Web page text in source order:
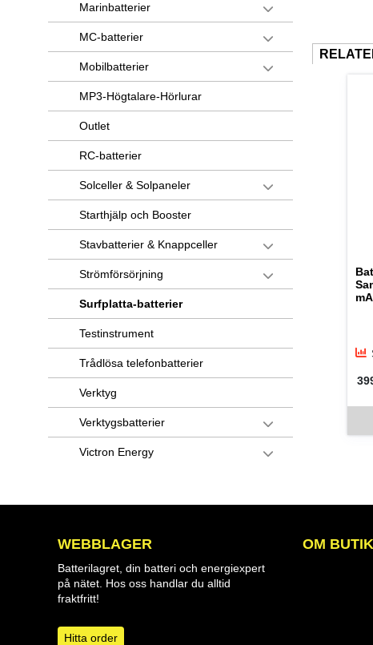
Marinbatterier
MC-batterier
Mobilbatterier
MP3-Högtalare-Hörlurar
Outlet
RC-batterier
Solceller & Solpaneler
Starthjälp och Booster
Stavbatterier & Knappceller
Strömförsörjning
Surfplatta-batterier
Testinstrument
Trådlösa telefonbatterier
Verktyg
Verktygsbatterier
Victron Energy
WEBBLAGER
Batterilagret, din batteri och energiexpert
på nätet. Hos oss handlar du alltid
fraktfritt!
Hitta order
OM